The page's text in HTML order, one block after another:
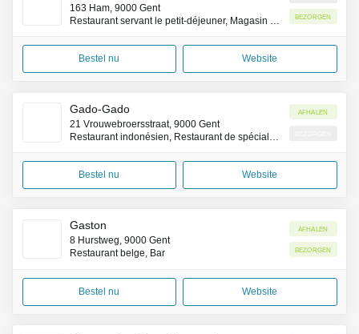
163 Ham, 9000 Gent
Bezorgen
Bestel nu Website
Gado-Gado
21 Vrouwebroersstraat, 9000 Gent
Restaurant indonésien, Restaurant de spécialités de la côte Pacifique (Asie)
Afhalen
Bestel nu Website
Gaston
8 Hurstweg, 9000 Gent
Restaurant belge, Bar
Afhalen
Bezorgen
Bestel nu Website